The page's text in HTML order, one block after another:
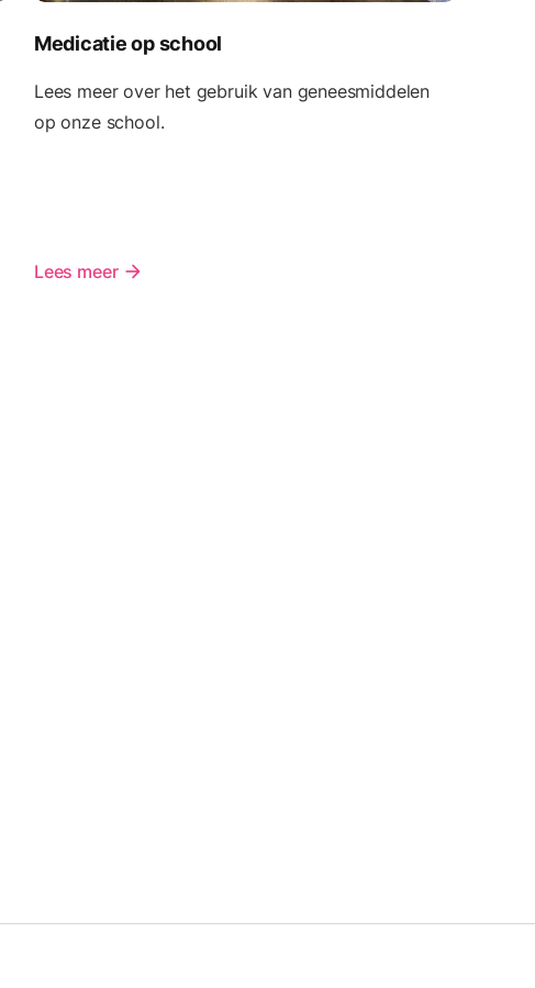
Medicatie op school
Lees meer over het gebruik van geneesmiddelen
op onze school.
Lees meer arrow_forward